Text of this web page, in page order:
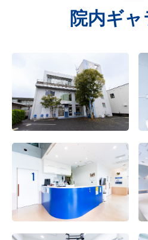
院内ギ